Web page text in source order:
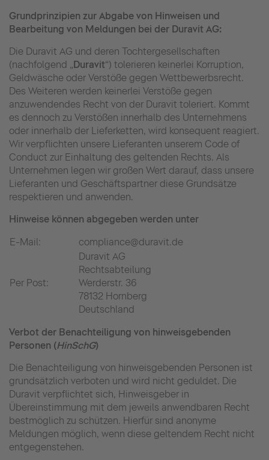
Grundprinzipien zur Abgabe von Hinweisen und
Bearbeitung von Meldungen bei der Duravit AG:
Die Duravit AG und deren Tochtergesellschaften
(nachfolgend „Duravit“) tolerieren keinerlei Korruption,
Geldwäsche oder Verstöße gegen Wettbewerbsrecht.
Des Weiteren werden keinerlei Verstöße gegen
anzuwendendes Recht von der Duravit toleriert. Kommt
es dennoch zu Verstößen innerhalb des Unternehmens
oder innerhalb der Lieferketten, wird konsequent reagiert.
Wir verpflichten unsere Lieferanten unserem Code of
Conduct zur Einhaltung des geltenden Rechts. Als
Unternehmen legen wir großen Wert darauf, dass unsere
Lieferanten und Geschäftspartner diese Grundsätze
respektieren und anwenden.
Hinweise können abgegeben werden unter
E-Mail:
compliance@duravit.de
Per Post:
Duravit AG
Rechtsabteilung
Werderstr. 36
78132 Hornberg
Deutschland
Verbot der Benachteiligung von hinweisgebenden
Personen (HinSchG)
Die Benachteiligung von hinweisgebenden Personen ist
grundsätzlich verboten und wird nicht geduldet. Die
Duravit verpflichtet sich, Hinweisgeber in
Übereinstimmung mit dem jeweils anwendbaren Recht
bestmöglich zu schützen. Hierfür sind anonyme
Meldungen möglich, wenn diese geltendem Recht nicht
entgegenstehen.